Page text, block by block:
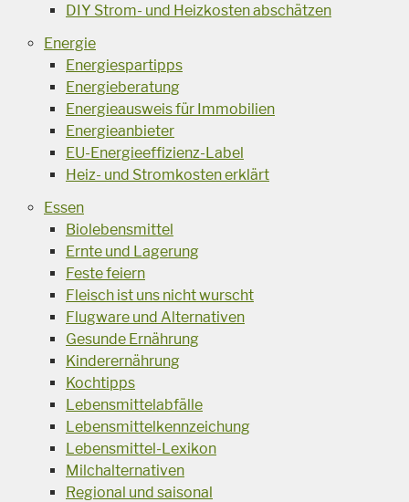
DIY Strom- und Heizkosten abschätzen
Energie
Energiespartipps
Energieberatung
Energieausweis für Immobilien
Energieanbieter
EU-Energieeffizienz-Label
Heiz- und Stromkosten erklärt
Essen
Biolebensmittel
Ernte und Lagerung
Feste feiern
Fleisch ist uns nicht wurscht
Flugware und Alternativen
Gesunde Ernährung
Kinderernährung
Kochtipps
Lebensmittelabfälle
Lebensmittelkennzeichung
Lebensmittel-Lexikon
Milchalternativen
Regional und saisonal